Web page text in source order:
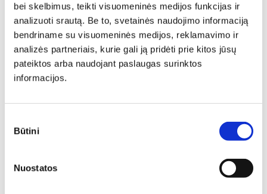
bei skelbimus, teikti visuomeninės medijos funkcijas ir
analizuoti srautą. Be to, svetainės naudojimo informaciją
bendriname su visuomeninės medijos, reklamavimo ir
analizės partneriais, kurie gali ją pridėti prie kitos jūsų
pateiktos arba naudojant paslaugas surinktos
informacijos.
pasirinkimas
Būtini
Nuostatos
Kėdė PL
Plotis: 47 cm, Gylis: 47 cm,
Aukštis: 99 cm
244,00 € 207,40 €
Kėdė RI
Plotis: 61 cm, Gylis: 47 cm,
Aukštis: 88 cm
268,00 € 227,80 €